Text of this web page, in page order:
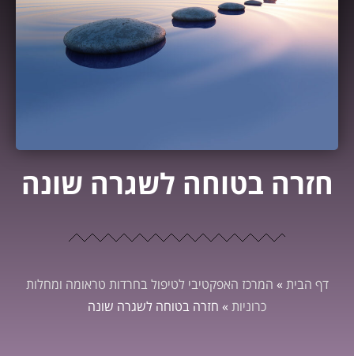
חזרה בטוחה לשגרה שונה
דף הבית » המרכז האפקטיבי לטיפול בחרדות טראומה ומחלות
כרוניות » חזרה בטוחה לשגרה שונה